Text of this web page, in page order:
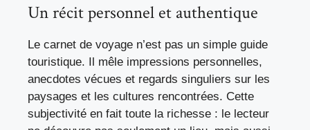
Un récit personnel et authentique
Le carnet de voyage n’est pas un simple guide
touristique. Il mêle impressions personnelles,
anecdotes vécues et regards singuliers sur les
paysages et les cultures rencontrées. Cette
subjectivité en fait toute la richesse : le lecteur